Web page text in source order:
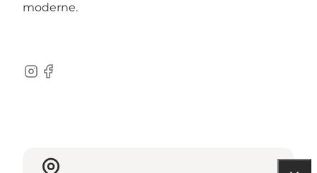
moderne.
Instagram
Facebook